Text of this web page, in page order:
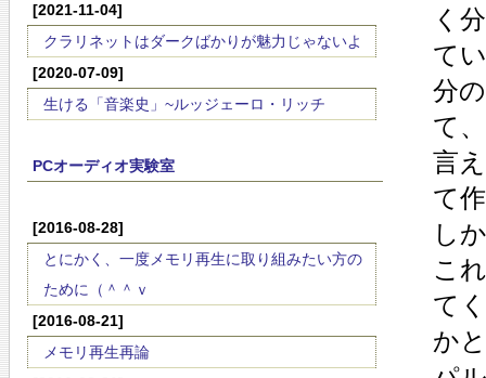
[2021-11-04]
クラリネットはダークばかりが魅力じゃないよ
[2020-07-09]
生ける「音楽史」~ルッジェーロ・リッチ
PCオーディオ実験室
[2016-08-28]
とにかく、一度メモリ再生に取り組みたい方の
ために（＾＾ｖ
[2016-08-21]
メモリ再生再論
く
て
分
て
言
て
し
こ
て
か